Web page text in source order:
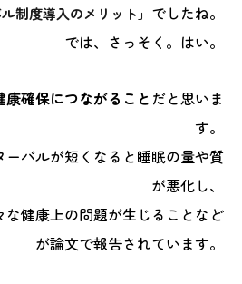
制度導入のメリット」 でしたね。
では、さっそく。はい。
康確保につながること だと思いま
す。
バルが短くなると睡眠の量や質
が悪化し、
な健康上の問題が生じることなど
が論文で報告されています。